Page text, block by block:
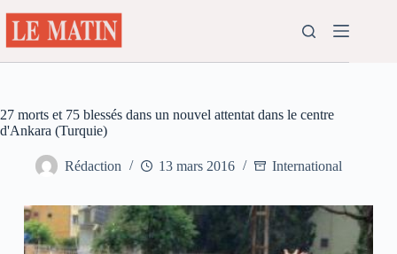
au
contenu
27 morts et 75 blessés dans un nouvel attentat dans le centre
d'Ankara (Turquie)
Rédaction 13 mars 2016 International